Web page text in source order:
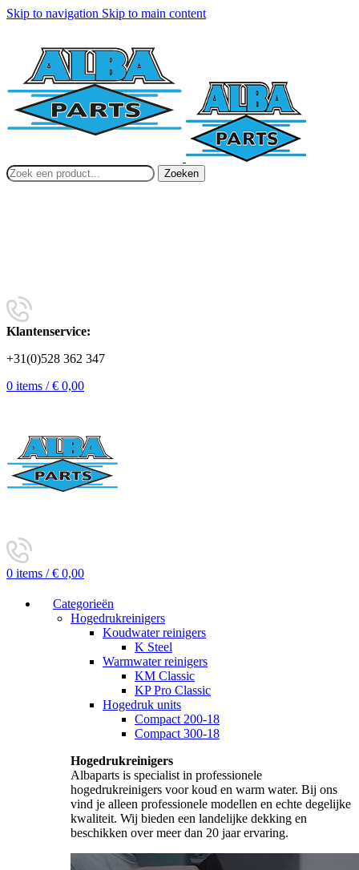
Skip to navigation Skip to main content
Zoeken
Klantenservice:
+31(0)528 362 347
0 items / € 0,00
0 items / € 0,00
Categorieën
Hogedrukreinigers
Koudwater reinigers
K Steel
Warmwater reinigers
KM Classic
KP Pro Classic
Hogedruk units
Compact 200-18
Compact 300-18
Hogedrukreinigers
Albaparts is specialist in professionele
hogedrukreinigers voor koud en warm water. Bij ons
vind je alleen professionele modellen en echte degelijke
kwaliteit. Wij bieden een landelijke dekking en
beschikken over meer dan 20 jaar ervaring.